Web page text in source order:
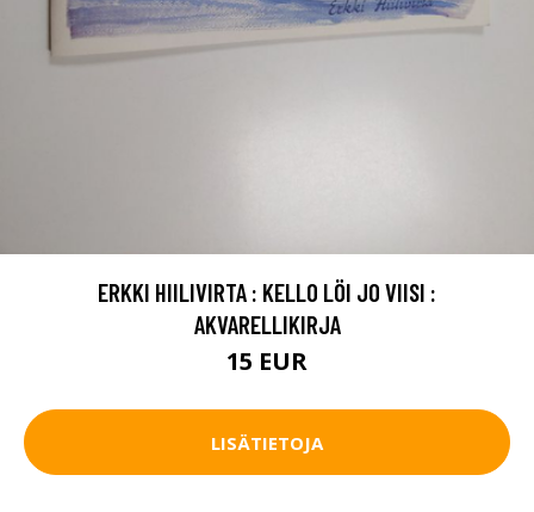
ERKKI HIILIVIRTA : KELLO LÖI JO VIISI :
AKVARELLIKIRJA
15 EUR
LISÄTIETOJA